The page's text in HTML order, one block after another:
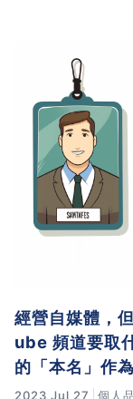
經營自媒體，
ube 頻道要取
的「本名」作
2023 Jul 27 個人